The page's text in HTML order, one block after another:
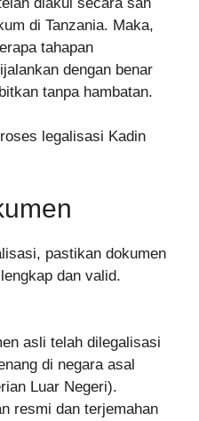
di Tanzania. Maka,
tahapan
dengan benar
tanpa hambatan.
legalisasi Kadin
pastikan dokumen
dan valid.
asli telah dilegalisasi
di negara asal
Luar Negeri).
resmi dan terjemahan